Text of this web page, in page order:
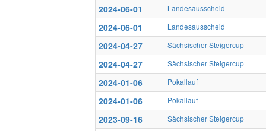
2024-06-01 Landesausscheid
2024-06-01 Landesausscheid
2024-04-27 Sächsischer Steigercup
2024-04-27 Sächsischer Steigercup
2024-01-06 Pokallauf
2024-01-06 Pokallauf
2023-09-16 Sächsischer Steigercup